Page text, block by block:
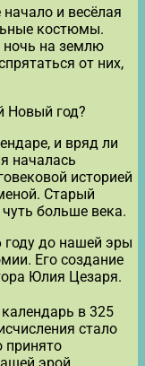
и весёлая
костюмы.
ночь на землю
от них,
Новый год?
и вряд ли
началась
историей
Старый
больше века.
году до нашей эры
Его создание
Юлия Цезаря.
в 325
стало
принято